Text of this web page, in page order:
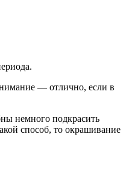
— отлично, если в
немного подкрасить
способ, то окрашивание